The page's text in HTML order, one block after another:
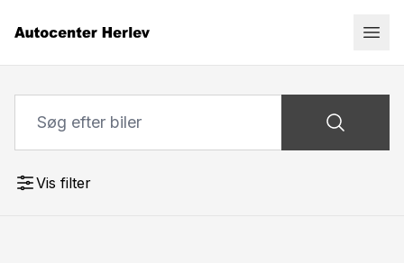
Vis filter